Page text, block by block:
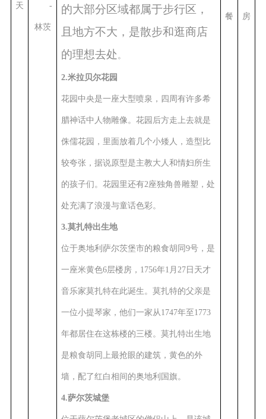
天 -
林茨
的大部分区域都属于步行区，
且地方不大，是散步和逛商店
的理想去处 。
2.米拉贝尔花园
花园中央是一座大型喷泉，四周有许多希
腊神话中人物雕像。花园后方走上去就是
侏儒花园，里面放着几个小矮人，造型比
较夸张，据说原型是主教大人和情妇所生
的孩子们。花园里还有2座独角兽雕塑，处
处充满了浪漫与童话色彩。
3.莫扎特出生地
位于奥地利萨尔茨堡市的粮食胡同9号，是
一座米黄色6层楼房，1756年1月27日天才
音乐家莫扎特在此诞生。莫扎特的父亲是
一位小提琴家，他们一家从1747年至1773
年都居住在这栋楼的三楼。莫扎特出生地
是粮食胡同上最抢眼的建筑，黄色的外
墙，配了红白相间的奥地利国旗。
4.萨尔茨城堡
餐 房